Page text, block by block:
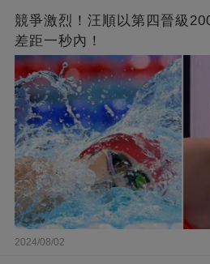
競爭激烈！汪順以第四晉級
差距一秒內！
2024/08/02